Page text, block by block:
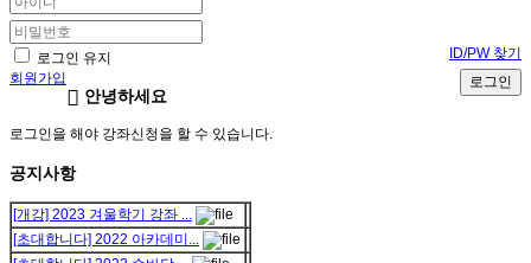
로그인 유지
ID/PW 찾기
회원가입
로그인
안녕하세요
로그인을 해야 강좌신청을 할 수 있습니다.
공지사항
[개강] 2023 겨울학기 강좌 ...
[초대합니다] 2022 아카데미...